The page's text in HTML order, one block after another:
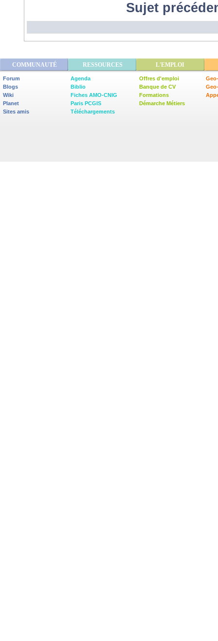
Sujet
COMMUNAUTÉ RESSOURCES L'EMPLOI
Forum
Blogs
Wiki
Planet
Sites amis
Agenda
Biblio
Fiches AMO-CNIG
Paris PCGIS
Téléchargements
Offres d'emploi
Banque de CV
Formations
Démarche Métiers